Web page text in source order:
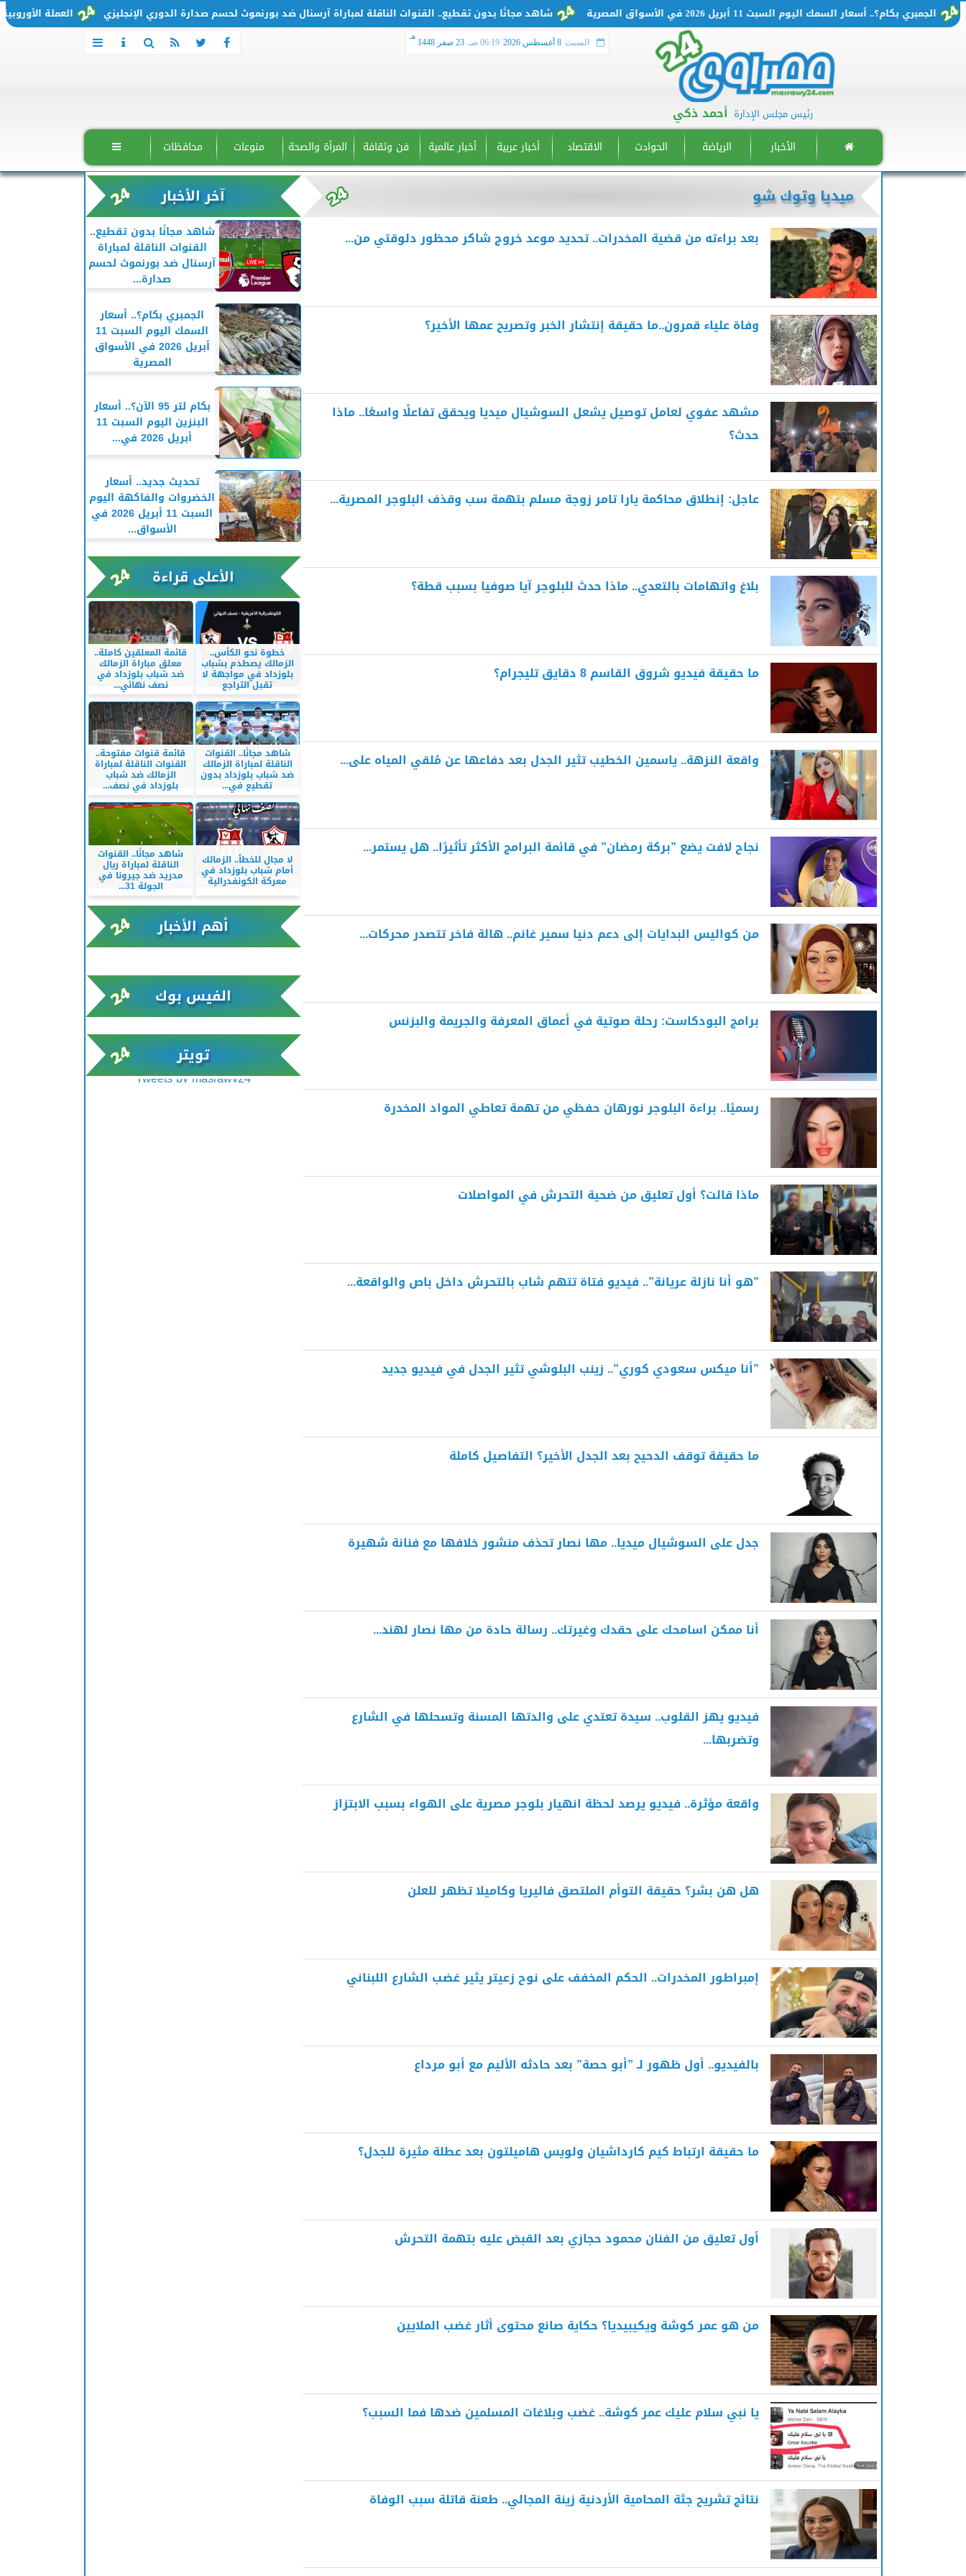
العملة الأوروبية تتحرك من جديد.. سعر شاهد مجانًا بدون تقطيع.. القنوات الناقلة لمباراة آرسنال ضد بورنموث لحسم صدارة الدوري الإنجليزي أسعار السمك اليوم السبت 11 أبريل 2026 في الأسواق المصرية
رئيس مجلس الإدارة أحمد ذكي
السبت 8 أغسطس 2026 06:19 صـ 23 صفر 1448
هـ
الأخبار الرياضة الحوادث الاقتصاد أخبار عربية أخبار عالمية فن وثقافة المرأة والصحة منوعات محافظات 
ميديا وتوك شو
بعد براءته من قضية المخدرات.. تحديد موعد خروج شاكر محظور دلوقتي من...
وفاة علياء قمرون..ما حقيقة إنتشار الخبر وتصريح عمها الأخير؟
مشهد عفوي لعامل توصيل يشعل السوشيال ميديا ويحقق تفاعلًا واسعًا.. ماذا
حدث؟
عاجل: إنطلاق محاكمة يارا تامر زوجة مسلم بتهمة سب وقذف البلوجر المصرية...
بلاغ واتهامات بالتعدي.. ماذا حدث للبلوجر آيا صوفيا بسبب قطة؟
ما حقيقة فيديو شروق القاسم 8 دقايق تليجرام؟
واقعة النزهة.. ياسمين الخطيب تثير الجدل بعد دفاعها عن مُلقي المياه على...
نجاح لافت يضع ”بركة رمضان” في قائمة البرامج الأكثر تأثيرًا.. هل يستمر...
من كواليس البدايات إلى دعم دنيا سمير غانم.. هالة فاخر تتصدر محركات...
برامج البودكاست: رحلة صوتية في أعماق المعرفة والجريمة والبزنس
رسميًا.. براءة البلوجر نورهان حفظي من تهمة تعاطي المواد المخدرة
ماذا قالت؟ أول تعليق من ضحية التحرش في المواصلات
”هو أنا نازلة عريانة”.. فيديو فتاة تتهم شاب بالتحرش داخل باص والواقعة...
”أنا ميكس سعودي كوري”.. زينب البلوشي تثير الجدل في فيديو جديد
ما حقيقة توقف الدحيح بعد الجدل الأخير؟ التفاصيل كاملة
جدل على السوشيال ميديا.. مها نصار تحذف منشور خلافها مع فنانة شهيرة
أنا ممكن اسامحك على حقدك وغيرتك.. رسالة حادة من مها نصار لهند...
فيديو يهز القلوب.. سيدة تعتدي على والدتها المسنة وتسحلها في الشارع
وتضربها...
واقعة مؤثرة.. فيديو يرصد لحظة انهيار بلوجر مصرية على الهواء بسبب الابتزاز
هل هن بشر؟ حقيقة التوأم الملتصق فاليريا وكاميلا تظهر للعلن
إمبراطور المخدرات.. الحكم المخفف على نوح زعيتر يثير غضب الشارع اللبناني
بالفيديو.. أول ظهور لـ ”أبو حصة” بعد حادثه الأليم مع أبو مرداع
ما حقيقة ارتباط كيم كارداشيان ولويس هاميلتون بعد عطلة مثيرة للجدل؟
أول تعليق من الفنان محمود حجازي بعد القبض عليه بتهمة التحرش
من هو عمر كوشة ويكيبيديا؟ حكاية صانع محتوى أثار غضب الملايين
يا نبي سلام عليك عمر كوشة.. غضب وبلاغات المسلمين ضدها فما السبب؟
نتائج تشريح جثة المحامية الأردنية زينة المجالي.. طعنة قاتلة سبب الوفاة
آخر الأخبار
شاهد مجانًا بدون تقطيع..
القنوات الناقلة لمباراة
آرسنال ضد بورنموث لحسم
صدارة...
الجمبري بكام؟.. أسعار
السمك اليوم السبت 11
أبريل 2026 في الأسواق
المصرية
بكام لتر 95 الآن؟.. أسعار
البنزين اليوم السبت 11
أبريل 2026 في...
تحديث جديد.. أسعار
الخضروات والفاكهة اليوم
السبت 11 أبريل 2026 في
الأسواق...
الأعلى قراءة
خطوة نحو الكأس..
الزمالك يصطدم بشباب
بلوزداد في مواجهة لا
تقبل التراجع
قائمة المعلقين كاملة..
معلق مباراة الزمالك
ضد شباب بلوزداد في
نصف نهائي...
شاهد مجانًا.. القنوات
الناقلة لمباراة الزمالك
ضد شباب بلوزداد بدون
تقطيع في...
قائمة قنوات مفتوحة..
القنوات الناقلة لمباراة
الزمالك ضد شباب
بلوزداد في نصف...
لا مجال للخطأ.. الزمالك
أمام شباب بلوزداد في
معركة الكونفدرالية
شاهد مجانًا.. القنوات
الناقلة لمباراة ريال
مدريد ضد جيرونا في
الجولة 31...
أهم الأخبار
الفيس بوك
تويتر
Tweets by masrawy24